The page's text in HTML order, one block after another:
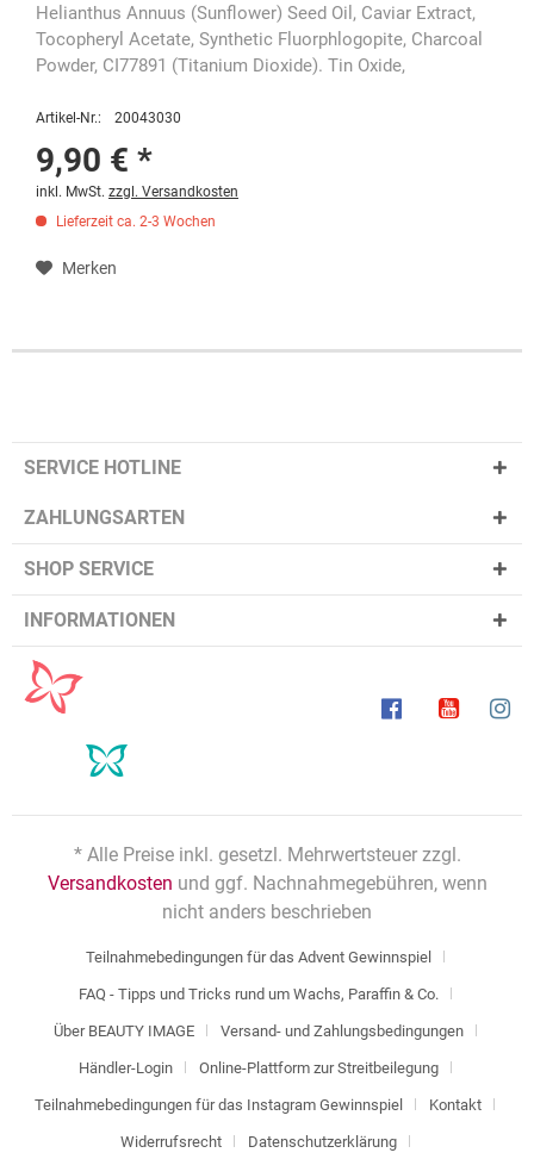
Helianthus Annuus (Sunflower) Seed Oil, Caviar Extract,
Tocopheryl Acetate, Synthetic Fluorphlogopite, Charcoal
Powder, CI77891 (Titanium Dioxide). Tin Oxide,
Artikel-Nr.: 20043030
9,90 € *
inkl. MwSt. zzgl. Versandkosten
Lieferzeit ca. 2-3 Wochen
Merken
SERVICE HOTLINE
ZAHLUNGSARTEN
SHOP SERVICE
INFORMATIONEN
* Alle Preise inkl. gesetzl. Mehrwertsteuer zzgl.
Versandkosten und ggf. Nachnahmegebühren, wenn
nicht anders beschrieben
Teilnahmebedingungen für das Advent Gewinnspiel
FAQ - Tipps und Tricks rund um Wachs, Paraffin & Co.
Über BEAUTY IMAGE Versand- und Zahlungsbedingungen
Händler-Login Online-Plattform zur Streitbeilegung
Teilnahmebedingungen für das Instagram Gewinnspiel Kontakt
Widerrufsrecht Datenschutzerklärung